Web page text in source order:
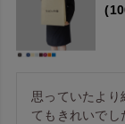
思っていたより
てもきれいでし